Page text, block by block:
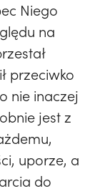
Niego
na
przeciwko
nie inaczej
jest z
uporze, a
do